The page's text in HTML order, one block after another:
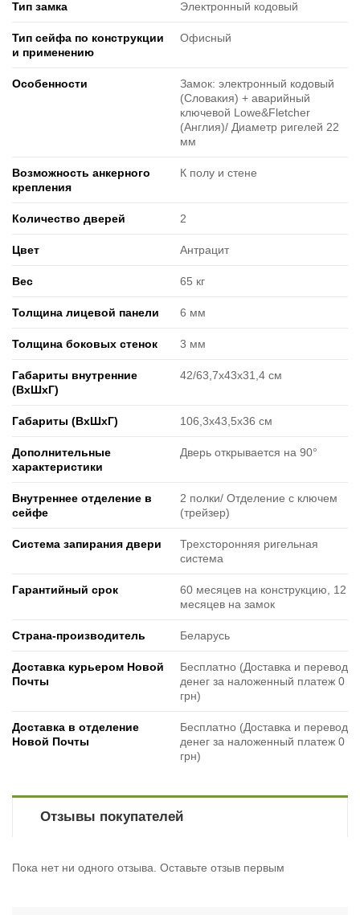
Тип замка Электронный кодовый
Тип сейфа по конструкции
и применению
Офисный
Особенности
Замок: электронный кодовый
(Словакия) + аварийный
ключевой Lowe&Fletcher
(Англия)/ Диаметр ригелей 22
мм
Возможность анкерного
крепления
К полу и стене
Количество дверей 2
Цвет Антрацит
Вес 65 кг
Толщина лицевой панели 6 мм
Толщина боковых стенок 3 мм
Габариты внутренние
(ВxШxГ)
42/63,7х43х31,4 см
Габариты (ВxШxГ) 106,3х43,5х36 см
Дополнительные
характеристики
Дверь открывается на 90°
Внутреннее отделение в
сейфе
2 полки/ Отделение с ключем
(трейзер)
Система запирания двери
Трехсторонняя ригельная
система
Гарантийный срок
60 месяцев на конструкцию, 12
месяцев на замок
Страна-производитель Беларусь
Доставка курьером Новой
Почты
Бесплатно (Доставка и перевод
денег за наложенный платеж 0
грн)
Доставка в отделение
Новой Почты
Бесплатно (Доставка и перевод
денег за наложенный платеж 0
грн)
Отзывы покупателей
Пока нет ни одного отзыва. Оставьте отзыв первым